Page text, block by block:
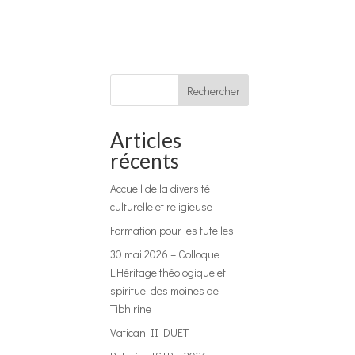
Rechercher
Articles
récents
Accueil de la diversité
culturelle et religieuse
Formation pour les tutelles
30 mai 2026 – Colloque
L’Héritage théologique et
spirituel des moines de
Tibhirine
Vatican II DUET